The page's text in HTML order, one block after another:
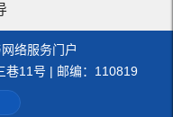
络服务门户
巷11号 | 邮编：110819